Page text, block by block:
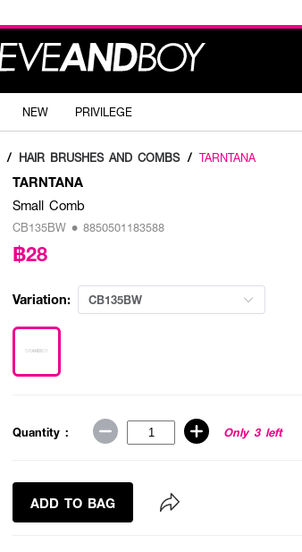
NEW PRIVILEGE
/ HAIR BRUSHES AND COMBS / TARNTANA
TARNTANA
Small Comb
CB135BW • 8850501183588
฿28
Variation: CB135BW
Quantity : Only 3 left
ADD TO BAG